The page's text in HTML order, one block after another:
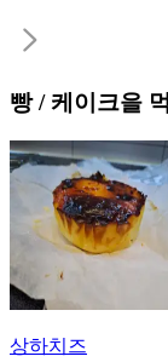
빵 / 케이크을
상하치즈